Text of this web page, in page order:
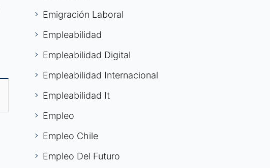
Emigración Laboral
Empleabilidad
Empleabilidad Digital
Empleabilidad Internacional
Empleabilidad It
Empleo
Empleo Chile
Empleo Del Futuro